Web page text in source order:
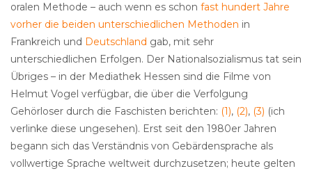
oralen Methode – auch wenn es schon fast hundert Jahre
vorher die beiden unterschiedlichen Methoden in
Frankreich und Deutschland gab, mit sehr
unterschiedlichen Erfolgen. Der Nationalsozialismus tat sein
Übriges – in der Mediathek Hessen sind die Filme von
Helmut Vogel verfügbar, die über die Verfolgung
Gehörloser durch die Faschisten berichten: (1), (2), (3) (ich
verlinke diese ungesehen). Erst seit den 1980er Jahren
begann sich das Verständnis von Gebärdensprache als
vollwertige Sprache weltweit durchzusetzen; heute gelten